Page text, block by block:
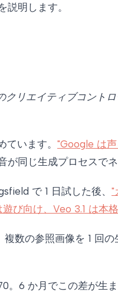
明します。
リエイティブコント
います。 "Google は
が同じ生成プロセスで
で 1 日試した後、 "
び向け、Veo 3.1 は本
数の参照画像を 1 回の
6 か月でこの差が生ま